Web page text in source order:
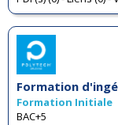
Formation
Formation Initiale
BAC+5